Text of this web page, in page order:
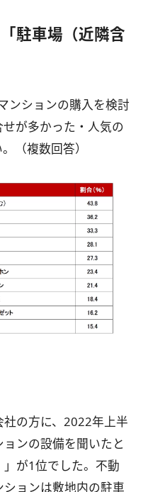
駐車場（近隣含
ンションの購入を検討
が多かった・人気の
（複数回答）
の方に、2022年上半
ンの設備を聞いたと
が1位でした。不動
ョンは敷地内の駐車